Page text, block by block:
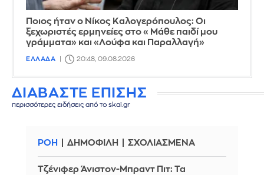
Ποιος ήταν ο Νίκος Καλογερόπουλος: Οι
ξεχωριστές ερμηνείες στο «Μάθε παιδί μου
γράμματα» και «Λούφα και Παραλλαγή»
ΕΛΛΑΔΑ 20:48, 09.08.2026
ΔΙΑΒΑΣΤΕ ΕΠΙΣΗΣ
περισσότερες ειδήσεις από το skai.gr
ΡΟΗ ΔΗΜΟΦΙΛΗ ΣΧΟΛΙΑΣΜΕΝΑ
Τζένιφερ Άνιστον-Μπραντ Πιτ: Τα